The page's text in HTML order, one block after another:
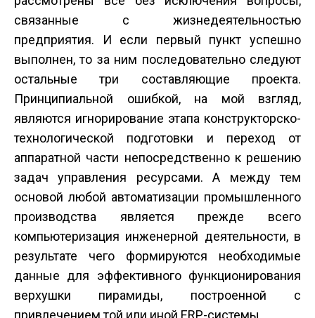
связанные с жизнедеятельностью
предприятия. И если первый пункт успешно
выполнен, то за ним последовательно следуют
остальные три составляющие проекта.
Принципиальной ошибкой, на мой взгляд,
являются игнорирование этапа конструкторско-
технологической подготовки и переход от
аппаратной части непосредственно к решению
задач управления ресурсами. А между тем
основой любой автоматизации промышленного
производства является прежде всего
компьютеризация инженерной деятельности, в
результате чего формируются необходимые
данные для эффективного функционирования
верхушки пирамиды, построенной с
привлечением той или иной ERP-системы.